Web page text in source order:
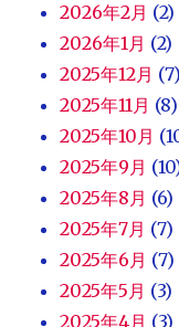
2026年2月 (2)
2026年1月 (2)
2025年12月 (7)
2025年11月 (8)
2025年10月
2025年9月
2025年8月 (6)
2025年7月 (7)
2025年6月 (7)
2025年5月 (3)
2025年4月 (3)